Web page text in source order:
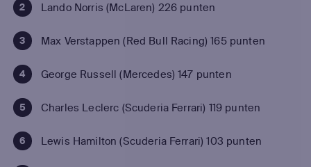
Lando Norris (McLaren) 226 punten
Max Verstappen (Red Bull Racing) 165 punten
George Russell (Mercedes) 147 punten
Charles Leclerc (Scuderia Ferrari) 119 punten
Lewis Hamilton (Scuderia Ferrari) 103 punten